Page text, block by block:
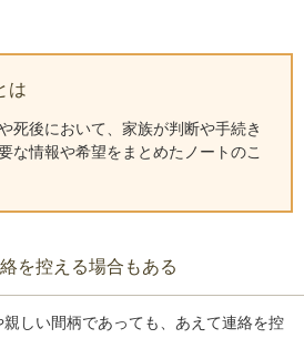
は
死後において、家族が判断や手続き
な情報や希望をまとめたノートのこ
を控える場合もある
しい間柄であっても、あえて連絡を控